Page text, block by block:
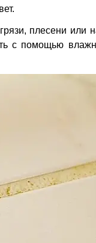
плесени или
с помощью